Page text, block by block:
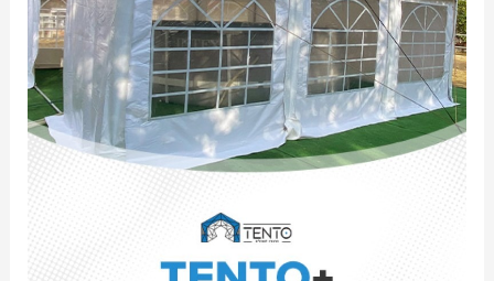
מושלם
לאירועים
בטבע
או
במרחבים
פתוחים